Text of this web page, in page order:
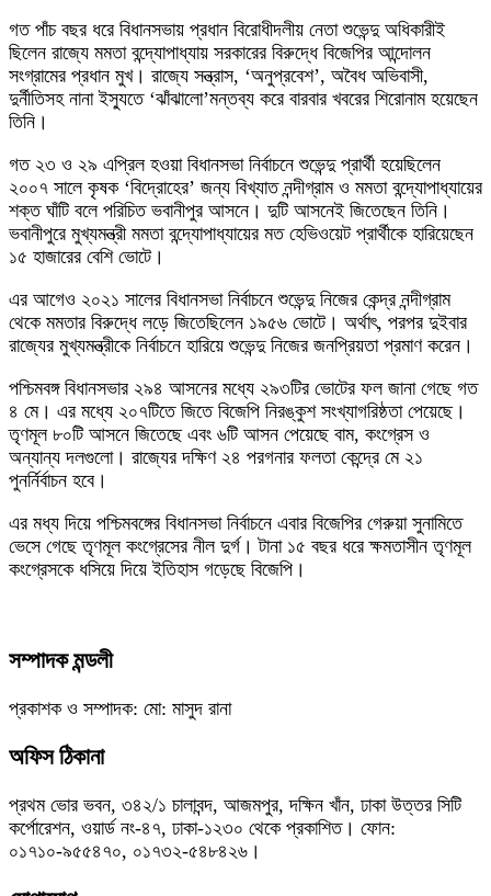
গত পাঁচ বছর ধরে বিধানসভায় প্রধান বিরোধীদলীয় নেতা শুভেন্দু অধিকারীই
ছিলেন রাজ্যে মমতা বন্দ্যোপাধ্যায় সরকারের বিরুদ্ধে বিজেপির আন্দোলন
সংগ্রামের প্রধান মুখ। রাজ্যে সন্ত্রাস, ‘অনুপ্রবেশ’, অবৈধ অভিবাসী,
দুর্নীতিসহ নানা ইস্যুতে ‘ঝাঁঝালো’মন্তব্য করে বারবার খবরের শিরোনাম হয়েছেন
তিনি।
গত ২৩ ও ২৯ এপ্রিল হওয়া বিধানসভা নির্বাচনে শুভেন্দু প্রার্থী হয়েছিলেন
২০০৭ সালে কৃষক ‘বিদ্রোহের’ জন্য বিখ্যাত নন্দীগ্রাম ও মমতা বন্দ্যোপাধ্যায়ের
শক্ত ঘাঁটি বলে পরিচিত ভবানীপুর আসনে। দুটি আসনেই জিতেছেন তিনি।
ভবানীপুরে মুখ্যমন্ত্রী মমতা বন্দ্যোপাধ্যায়ের মত হেভিওয়েট প্রার্থীকে হারিয়েছেন
১৫ হাজারের বেশি ভোটে।
এর আগেও ২০২১ সালের বিধানসভা নির্বাচনে শুভেন্দু নিজের কেন্দ্র নন্দীগ্রাম
থেকে মমতার বিরুদ্ধে লড়ে জিতেছিলেন ১৯৫৬ ভোটে। অর্থাৎ, পরপর দুইবার
রাজ্যের মুখ্যমন্ত্রীকে নির্বাচনে হারিয়ে শুভেন্দু নিজের জনপ্রিয়তা প্রমাণ করেন।
পশ্চিমবঙ্গ বিধানসভার ২৯৪ আসনের মধ্যে ২৯৩টির ভোটের ফল জানা গেছে গত
৪ মে। এর মধ্যে ২০৭টিতে জিতে বিজেপি নিরঙ্কুশ সংখ্যাগরিষ্ঠতা পেয়েছে।
তৃণমূল ৮০টি আসনে জিতেছে এবং ৬টি আসন পেয়েছে বাম, কংগ্রেস ও
অন্যান্য দলগুলো। রাজ্যের দক্ষিণ ২৪ পরগনার ফলতা কেন্দ্রে মে ২১
পুনর্নির্বাচন হবে।
এর মধ্য দিয়ে পশ্চিমবঙ্গের বিধানসভা নির্বাচনে এবার বিজেপির গেরুয়া সুনামিতে
ভেসে গেছে তৃণমূল কংগ্রেসের নীল দুর্গ। টানা ১৫ বছর ধরে ক্ষমতাসীন তৃণমূল
কংগ্রেসকে ধসিয়ে দিয়ে ইতিহাস গড়েছে বিজেপি।
সম্পাদক মন্ডলী
প্রকাশক ও সম্পাদক: মো: মাসুদ রানা
অফিস ঠিকানা
প্রথম ভোর ভবন, ৩৪২/১ চালাবন্দ, আজমপুর, দক্ষিন খাঁন, ঢাকা উত্তর সিটি
কর্পোরেশন, ওয়ার্ড নং-৪৭, ঢাকা-১২৩০ থেকে প্রকাশিত। ফোন:
০১৭১০-৯৫৫৪৭০, ০১৭৩২-৫৪৮৪২৬।